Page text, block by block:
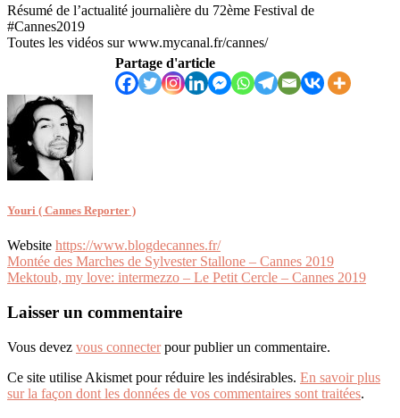
Résumé de l’actualité journalière du 72ème Festival de
#Cannes2019
Toutes les vidéos sur www.mycanal.fr/cannes/
Partage d'article
Youri ( Cannes Reporter )
Website https://www.blogdecannes.fr/
Navigation
de
l’article
Montée des Marches de Sylvester Stallone – Cannes 2019
Mektoub, my love: intermezzo – Le Petit Cercle – Cannes 2019
Laisser un commentaire
Vous devez vous connecterpour publier un commentaire.
Ce site utilise Akismet pour réduire les indésirables. En savoir plus
sur la façon dont les données de vos commentaires sont traitées.